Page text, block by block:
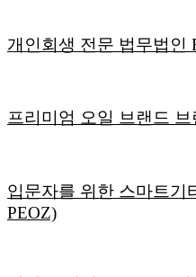
개인회생 전문 법무법인
프리미엄 오일 브랜드
입문자를 위한 스마트기
PEOZ)